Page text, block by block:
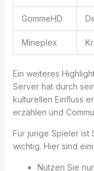
GommeHD
Mineplex
Ein weiteres
Server hat durch
kulturellen Einfluss
erzählen und
Für junge Spieler ist
wichtig. Hier sind
Nutzen Sie